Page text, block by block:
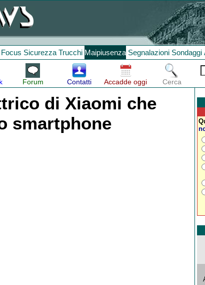
Focus Sicurezza Trucchi Maipiusenza Segnalazioni Sondaggi
Forum Contatti Accadde oggi Cerca
di Xiaomi che
smartphone